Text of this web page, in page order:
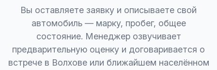
Вы оставляете заявку и описываете свой
автомобиль — марку, пробег, общее
состояние. Менеджер озвучивает
предварительную оценку и договаривается о
встрече в Волхове или ближайшем населённом